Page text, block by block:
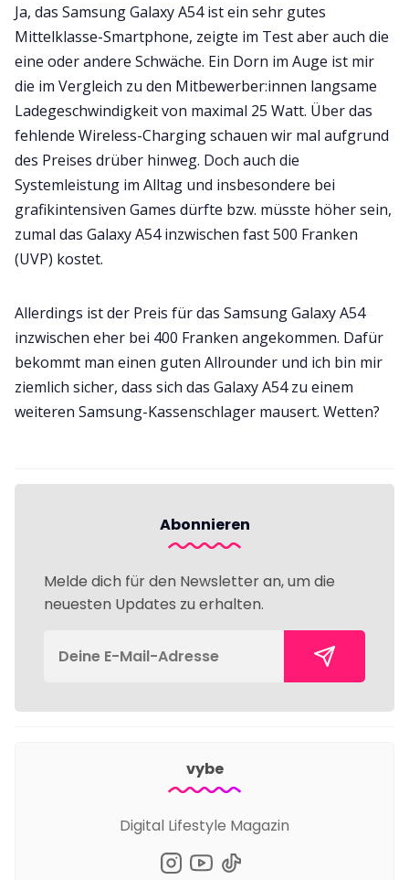
Ja, das Samsung Galaxy A54 ist ein sehr gutes
Mittelklasse-Smartphone, zeigte im Test aber auch die
eine oder andere Schwäche. Ein Dorn im Auge ist mir
die im Vergleich zu den Mitbewerber:innen langsame
Ladegeschwindigkeit von maximal 25 Watt. Über das
fehlende Wireless-Charging schauen wir mal aufgrund
des Preises drüber hinweg. Doch auch die
Systemleistung im Alltag und insbesondere bei
grafikintensiven Games dürfte bzw. müsste höher sein,
zumal das Galaxy A54 inzwischen fast 500 Franken
(UVP) kostet.
Allerdings ist der Preis für das Samsung Galaxy A54
inzwischen eher bei 400 Franken angekommen. Dafür
bekommt man einen guten Allrounder und ich bin mir
ziemlich sicher, dass sich das Galaxy A54 zu einem
weiteren Samsung-Kassenschlager mausert. Wetten?
Abonnieren
Melde dich für den Newsletter an, um die
neuesten Updates zu erhalten.
vybe
Digital Lifestyle Magazin